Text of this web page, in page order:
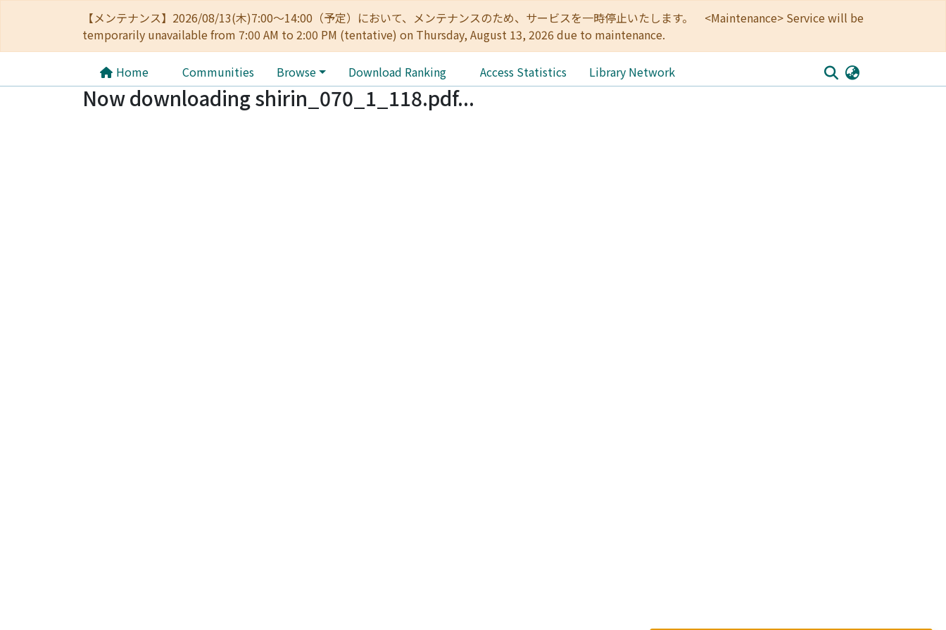
【メンテナンス】2026/08/13(木)7:00～14:00（予定）において、メンテナンスのため、サービスを一時停止いたします。 <Maintenance> Service will be
temporarily unavailable from 7:00 AM to 2:00 PM (tentative) on Thursday, August 13, 2026 due to maintenance.
Home Communities Browse Download Ranking Access Statistics Library Network
Now downloading shirin_070_1_118.pdf...